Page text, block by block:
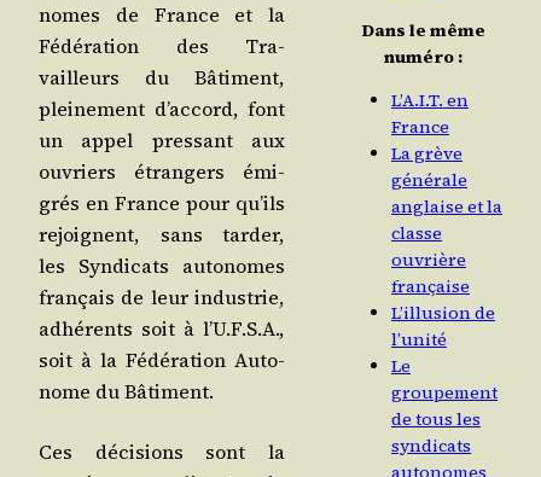
nomes de France et la
Fédé­ra­tion des Tra­
vailleurs du Bâti­ment,
plei­ne­ment d’ac­cord, font
un appel pres­sant aux
ouvriers étran­gers émi­
grés en France pour qu’ils
rejoignent, sans tar­der,
les Syn­di­cats auto­nomes
fran­çais de leur indus­trie,
adhé­rents soit à l’U.F.S.A.,
soit à la Fédé­ra­tion Auto­
nome du Bâtiment.
Ces déci­sions sont la
Dans le même
numéro :
L’A.I.T. en
France
La grève
générale
anglaise et la
classe
ouvrière
française
L’illusion de
l’unité
Le
groupement
de tous les
syndicats